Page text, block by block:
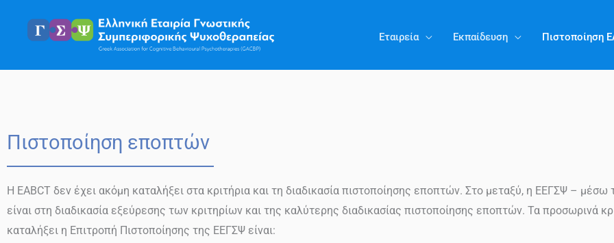
Εταιρεία Εκπαίδευση Πιστοποίηση
Πιστοποίηση εποπτών
Η EABCT δεν έχει ακόμη καταλήξει στα κριτήρια και τη διαδικασία πιστοποίησης εποπτών. Στο μεταξύ, η ΕΕΓΣΨ – μέσω
είναι στη διαδικασία εξεύρεσης των κριτηρίων και της καλύτερης διαδικασίας πιστοποίησης εποπτών. Τα προσωρινά
καταλήξει η Επιτροπή Πιστοποίησης της ΕΕΓΣΨ είναι: